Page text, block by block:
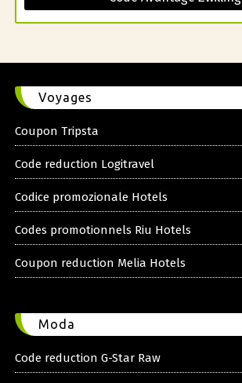
Voyages
Coupon Tripsta
Code reduction Logitravel
Codice promozionale Hotels
Codes promotionnels Riu Hotels
Coupon reduction Melia Hotels
Moda
Code reduction G-Star Raw